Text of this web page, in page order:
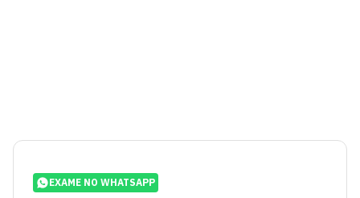
EXAME NO WHATSAPP